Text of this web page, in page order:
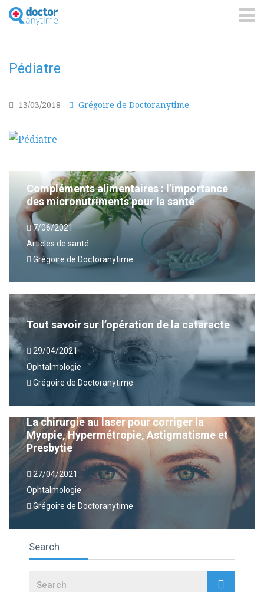
DoctorAnyTime
You
are
Pédiatre
13/03/2018 Grégoire de Doctoranytime
Compléments alimentaires : l’importance
des micronutriments pour la santé
7/06/2021
Articles de santé
Grégoire de Doctoranytime
Tout savoir sur l’opération de la cataracte
29/04/2021
Ophtalmologie
Grégoire de Doctoranytime
La chirurgie au laser pour corriger la
Myopie, Hypermétropie, Astigmatisme et
Presbytie
27/04/2021
Ophtalmologie
Grégoire de Doctoranytime
Search
Search